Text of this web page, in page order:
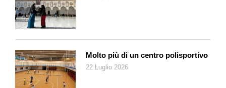
Molto più di un centro polisportivo
22 Luglio 2026